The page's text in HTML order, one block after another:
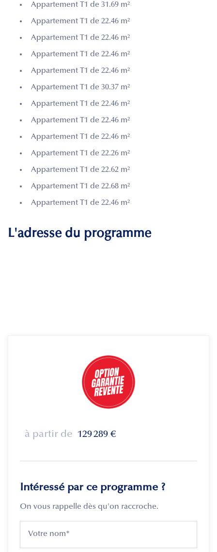
Appartement T1 de 31.69 m²
Appartement T1 de 22.46 m²
Appartement T1 de 22.46 m²
Appartement T1 de 22.46 m²
Appartement T1 de 22.46 m²
Appartement T1 de 30.37 m²
Appartement T1 de 22.46 m²
Appartement T1 de 22.46 m²
Appartement T1 de 22.46 m²
Appartement T1 de 22.26 m²
Appartement T1 de 22.62 m²
Appartement T1 de 22.68 m²
Appartement T1 de 22.46 m²
L'adresse du programme
à partir de 129 289 €
Intéressé par ce programme ?
On vous rappelle dès qu'on raccroche.